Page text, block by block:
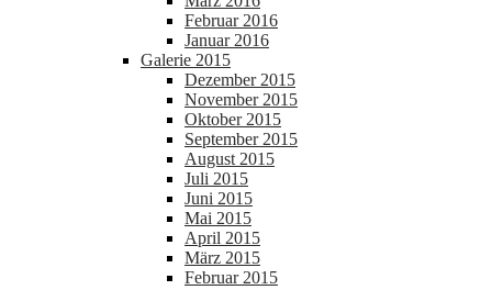
Februar 2016
Januar 2016
Galerie 2015
Dezember 2015
November 2015
Oktober 2015
September 2015
August 2015
Juli 2015
Juni 2015
Mai 2015
April 2015
März 2015
Februar 2015